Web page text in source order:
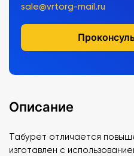
sale@vrtorg-mail.ru
Описание
Табурет отличается
изготавлен с